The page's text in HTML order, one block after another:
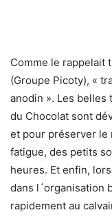
Comme le rappelait
(Groupe Picoty), «
anodin ». Les
du Chocolat sont
et pour préserver le
fatigue, des petits
heures. Et enfin,
dans l´organisation
rapidement au